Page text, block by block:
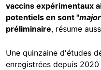
vaccins expérimentaux
potentiels en sont "
préliminaire, résume
Une quinzaine d'études
enregistrées depuis